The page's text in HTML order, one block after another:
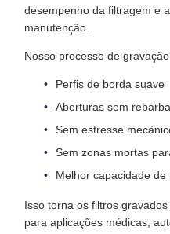
desempenho da filtragem e
manutenção.
Nosso processo de
Perfis de borda suave
Aberturas sem
Sem estresse
Sem zonas mortas
Melhor capacidade
Isso torna os filtros
para aplicações médicas,